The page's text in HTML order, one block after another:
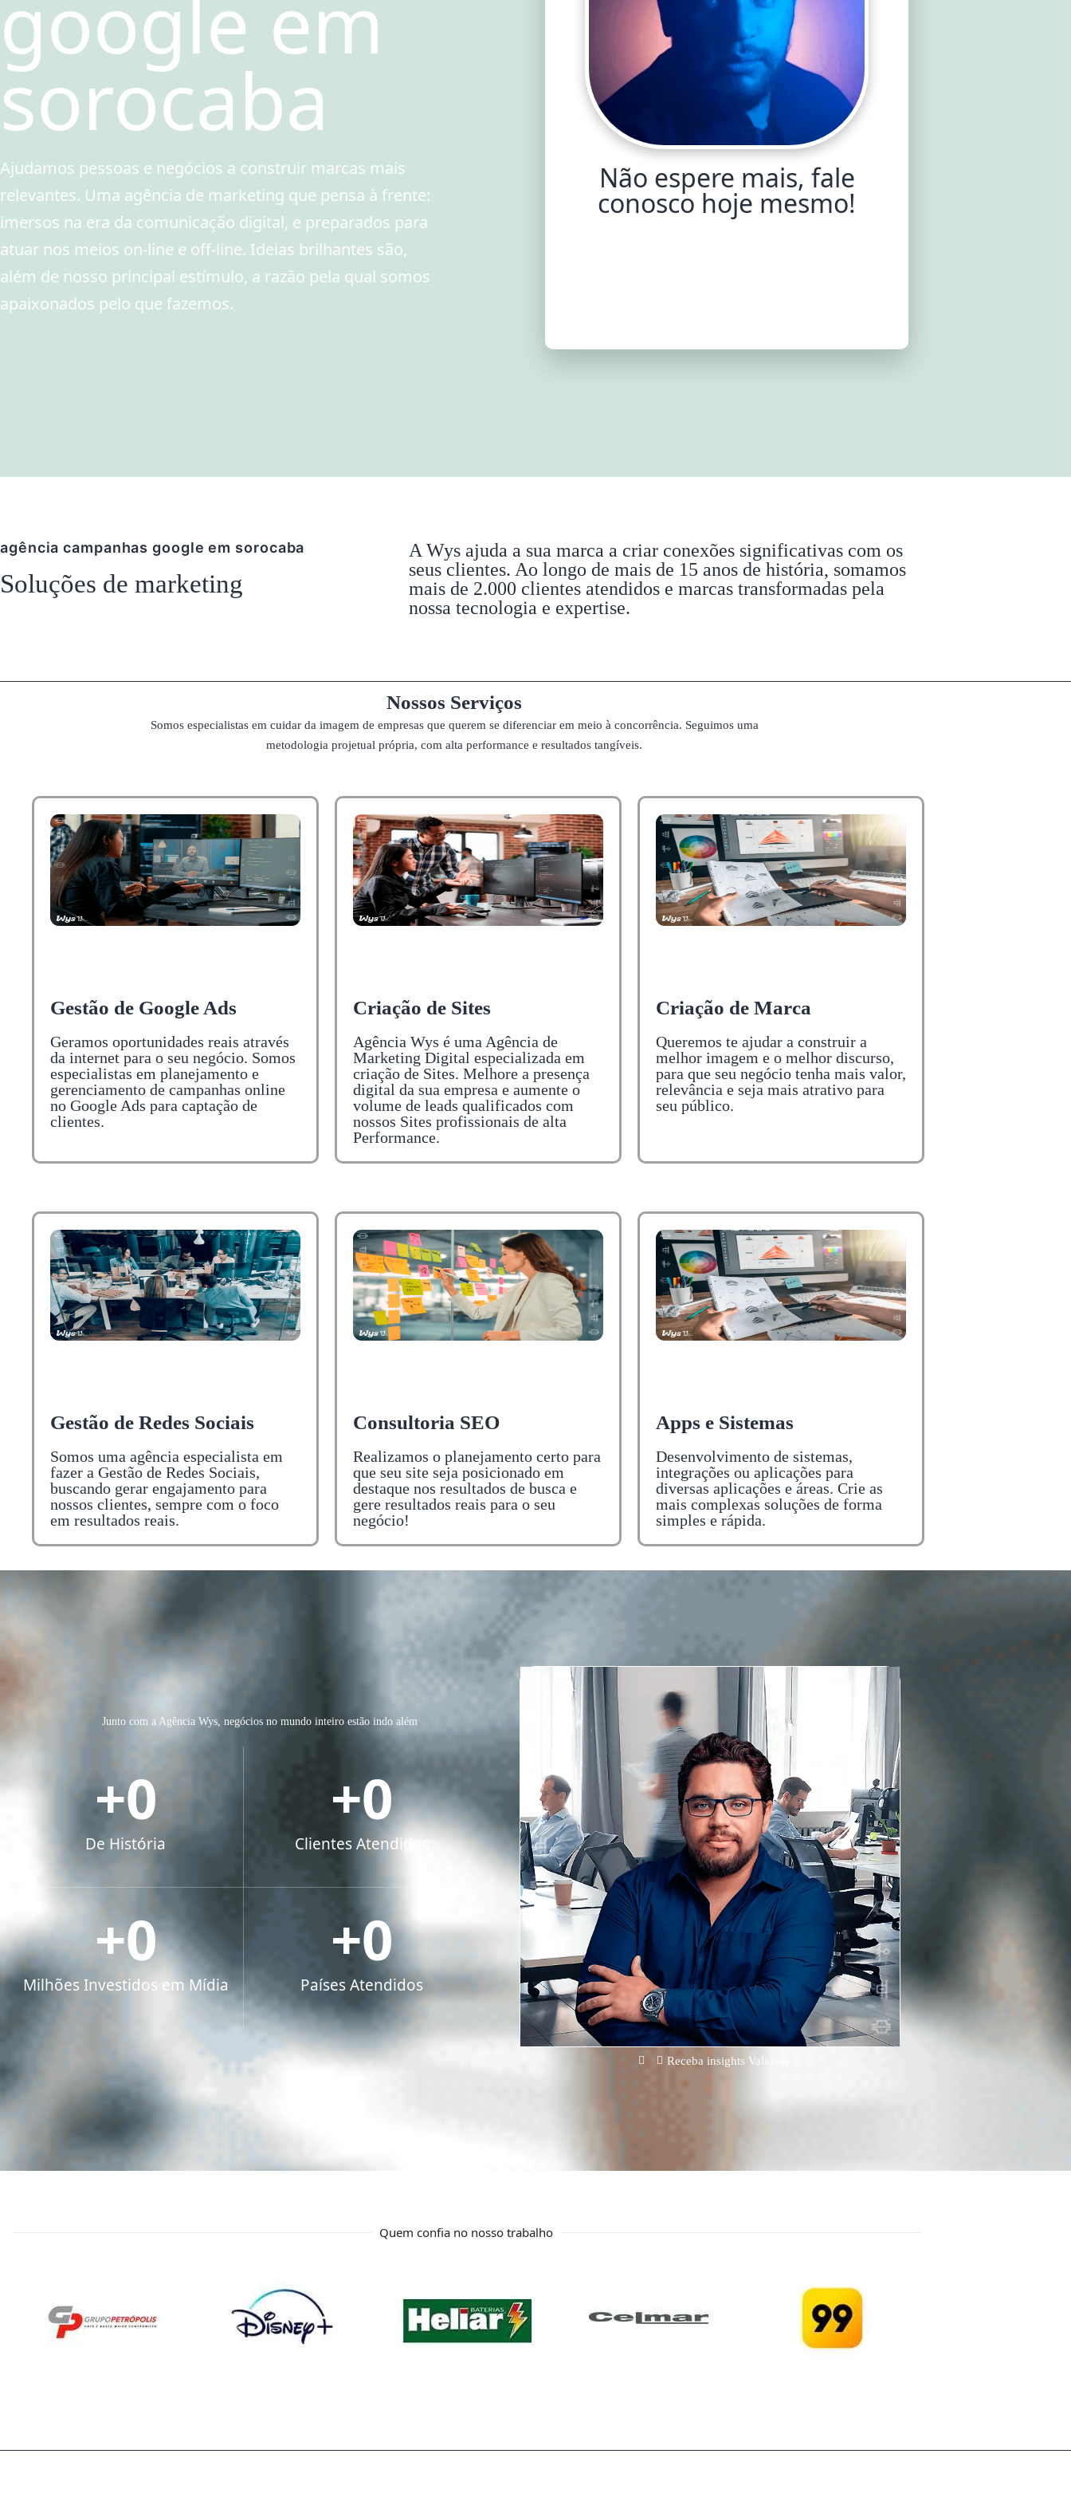
google em
sorocaba
Ajudamos pessoas e negócios a construir marcas mais
relevantes. Uma agência de marketing que pensa à frente:
imersos na era da comunicação digital, e preparados para
atuar nos meios on-line e off-line. Ideias brilhantes são,
além de nosso principal estímulo, a razão pela qual somos
apaixonados pelo que fazemos.
Não espere mais, fale
conosco hoje mesmo!
agência campanhas google em sorocaba
Soluções de marketing
A Wys ajuda a sua marca a criar conexões significativas com os
seus clientes. Ao longo de mais de 15 anos de história, somamos
mais de 2.000 clientes atendidos e marcas transformadas pela
nossa tecnologia e expertise.
Nossos Serviços
Somos especialistas em cuidar da imagem de empresas que querem se diferenciar em meio à concorrência. Seguimos uma
metodologia projetual própria, com alta performance e resultados tangíveis.
Gestão de Google Ads
Geramos oportunidades reais através
da internet para o seu negócio. Somos
especialistas em planejamento e
gerenciamento de campanhas online
no Google Ads para captação de
clientes.
Criação de Sites
Agência Wys é uma Agência de
Marketing Digital especializada em
criação de Sites. Melhore a presença
digital da sua empresa e aumente o
volume de leads qualificados com
nossos Sites profissionais de alta
Performance.
Criação de Marca
Queremos te ajudar a construir a
melhor imagem e o melhor discurso,
para que seu negócio tenha mais valor,
relevância e seja mais atrativo para
seu público.
Gestão de Redes Sociais
Somos uma agência especialista em
fazer a Gestão de Redes Sociais,
buscando gerar engajamento para
nossos clientes, sempre com o foco
em resultados reais.
Consultoria SEO
Realizamos o planejamento certo para
que seu site seja posicionado em
destaque nos resultados de busca e
gere resultados reais para o seu
negócio!
Apps e Sistemas
Desenvolvimento de sistemas,
integrações ou aplicações para
diversas aplicações e áreas. Crie as
mais complexas soluções de forma
simples e rápida.
Junto com a Agência Wys, negócios no mundo inteiro estão indo além
De História
+0
Milhões Investidos em Mídia
+0
Clientes Atendidos
+0
Países Atendidos
+0
Receba insights Valiosos
Quem confia no nosso trabalho